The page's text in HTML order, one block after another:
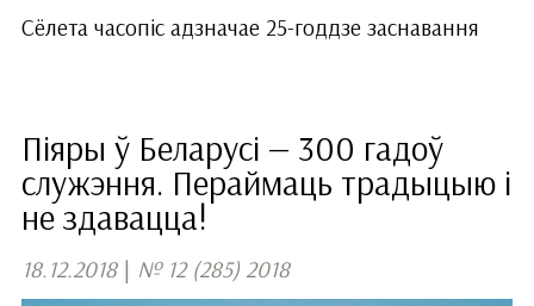
Сёлета часопіс адзначае 25-годдзе заснавання
Піяры ў Беларусі — 300 гадоў
служэння. Пераймаць традыцыю і
не здавацца!
18.12.2018 | № 12 (285) 2018